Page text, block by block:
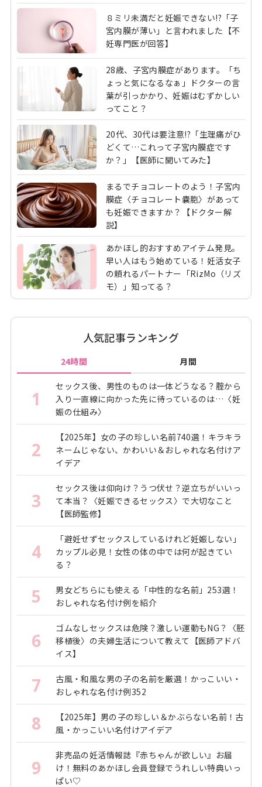
８ミリ未満だと妊娠できない!?「子
宮内膜が薄い」と言われました【不
妊専門医が回答】
28歳、子宮内膜症があります。「ち
ょっと気になるなぁ」ドクターの言
葉が引っかかり、妊娠はむずかしい
ってこと？
20代、30代は要注意!?「生理痛がひ
どくて…これって子宮内膜症です
か？」【医師に聞いてみた】
まるでチョコレートのよう！子宮内
膜症〈チョコレート嚢胞〉があって
も妊娠できますか？【ドクター解
説】
あかほし的おすすめアイテム発見。
早い人はもう始めている！妊活女子
の頼れるパートナー「RizMo（リズ
モ）」知ってる？
人気記事ランキング
24時間 月間
1
セックス後、男性のものは一体どうなる？腟から
入り一直線に向かった先に待っているのは…〈妊
娠の仕組み〉
2
【2025年】女の子の珍しい名前740選！キラキラ
ネームじゃない、かわいい＆おしゃれな名付けア
イデア
3
セックス後は仰向け？うつ伏せ？逆立ちがいいっ
て本当？〈妊娠できるセックス〉で大切なこと
【医師監修】
4
「避妊せずセックスしているけれど妊娠しない」
カップル必見！女性の体の中では何が起きてい
る？
5
男女どちらにも使える「中性的な名前」253選！
おしゃれな名付け例を紹介
6
ゴムなしセックスは危険？激しい運動もNG？〈胚
移植後〉の夫婦生活について教えて【医師アドバ
イス】
7
古風・和風な男の子の名前を厳選！かっこいい・
おしゃれな名付け例352
8
【2025年】男の子の珍しい＆かぶらない名前！古
風・かっこいい名付けアイデア
9
非売品の妊活情報誌『赤ちゃんが欲しい』お届
け！無料のあかほし会員登録でうれしい特典いっ
ぱい♡